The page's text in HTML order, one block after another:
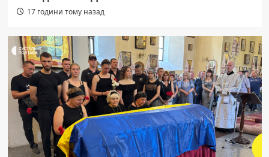
17 години тому назад